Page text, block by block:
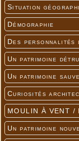
Situation
Démographie
Des personnalités
Un patrimoine
Un patrimoine
Curiosités
MOULIN À VENT /
Un patrimoine